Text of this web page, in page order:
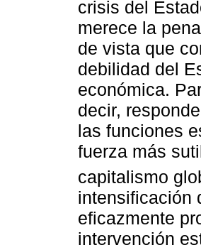
crisis del
merece la
de vista que
debilidad del
económica.
decir,
las funciones
fuerza más
capitalismo
intensificación
eficazmente
intervención